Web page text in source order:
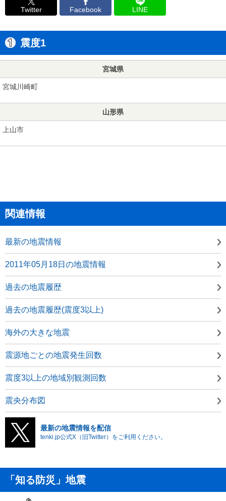
Twitter Facebook LINE
震度1
宮城県
宮城川崎町
山形県
上山市
関連情報
最新の地震情報
2011年05月18日の地震情報
過去の地震履歴
過去の地震履歴(震度3以上)
海外の大きな地震
震源地ごとの地震発生回数
震度3以上の地域別観測回数
震央分布図
最新の地震情報を配信
tenki.jp公式X（旧Twitter）をご利用ください。
「知る防災」地震